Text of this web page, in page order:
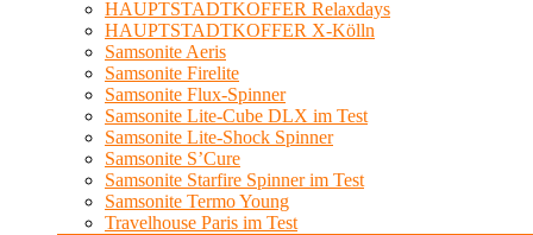
HAUPTSTADTKOFFER Relaxdays
HAUPTSTADTKOFFER X-Kölln
Samsonite Aeris
Samsonite Firelite
Samsonite Flux-Spinner
Samsonite Lite-Cube DLX im Test
Samsonite Lite-Shock Spinner
Samsonite S’Cure
Samsonite Starfire Spinner im Test
Samsonite Termo Young
Travelhouse Paris im Test